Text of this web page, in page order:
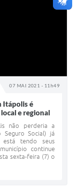
07 MAI 2021 - 11h49
Itápolis é
e regional
não perderia a
Seguro Social) já
está tendo seus
continue
sexta-feira (7) o